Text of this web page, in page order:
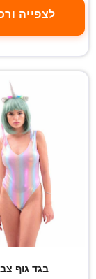
לצפייה
בגד גוף